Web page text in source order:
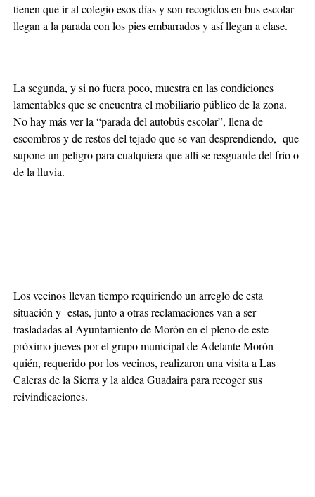
tienen que ir al colegio esos días y son recogidos en bus escolar
llegan a la parada con los pies embarrados y así llegan a clase.
La segunda, y si no fuera poco, muestra en las condiciones
lamentables que se encuentra el mobiliario público de la zona.
No hay más ver la “parada del autobús escolar”, llena de
escombros y de restos del tejado que se van desprendiendo, que
supone un peligro para cualquiera que allí se resguarde del frío o
de la lluvia.
Los vecinos llevan tiempo requiriendo un arreglo de esta
situación y estas, junto a otras reclamaciones van a ser
trasladadas al Ayuntamiento de Morón en el pleno de este
próximo jueves por el grupo municipal de Adelante Morón
quién, requerido por los vecinos, realizaron una visita a Las
Caleras de la Sierra y la aldea Guadaira para recoger sus
reivindicaciones.